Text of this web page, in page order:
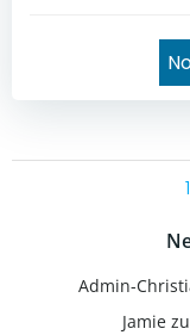
1
Admin-
Jamiezu